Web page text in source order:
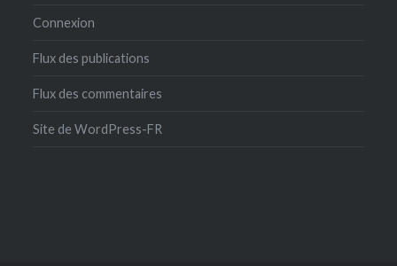
Connexion
Flux des publications
Flux des commentaires
Site de WordPress-FR